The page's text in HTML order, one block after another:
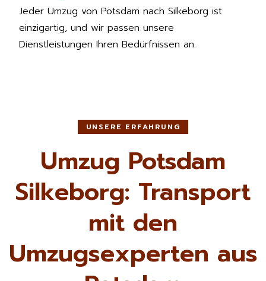
Jeder Umzug von Potsdam nach Silkeborg ist
einzigartig, und wir passen unsere
Dienstleistungen Ihren Bedürfnissen an.
UNSERE ERFAHRUNG
Umzug Potsdam
Silkeborg: Transport
mit den
Umzugsexperten aus